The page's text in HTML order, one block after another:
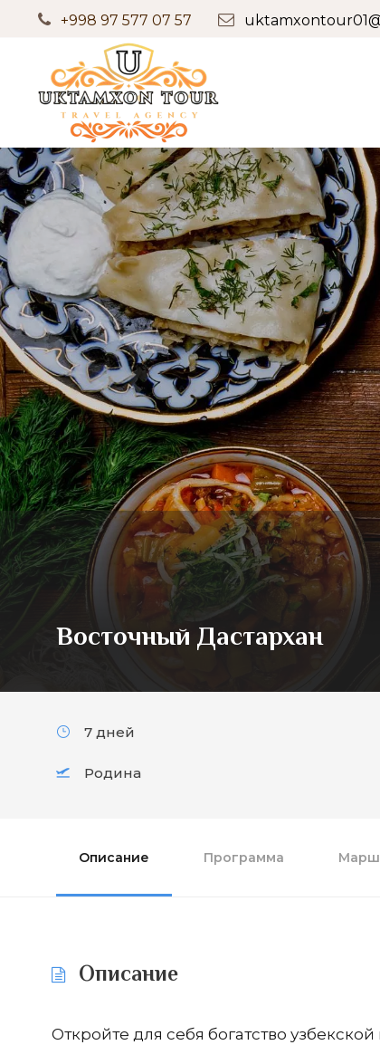
+998 97 577 07 57
Восточный Дастархан
7 дней
Родина
Описание Программа
Описание
Откройте для себя богатство